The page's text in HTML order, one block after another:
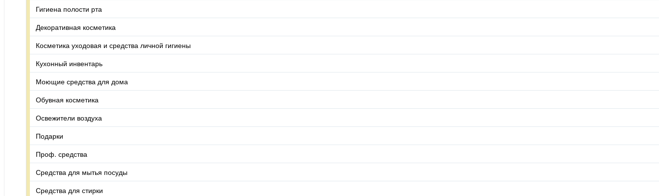
Гигиена полости рта
Декоративная косметика
Косметика уходовая и средства личной гигиены
Кухонный инвентарь
Моющие средства для дома
Обувная косметика
Освежители воздуха
Подарки
Проф. средства
Средства для мытья посуды
Средства для стирки